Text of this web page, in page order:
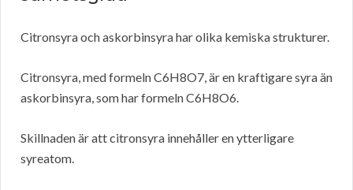
Citronsyra och askorbinsyra har olika kemiska strukturer.
Citronsyra, med formeln C6H8O7, är en kraftigare syra än
askorbinsyra, som har formeln C6H8O6.
Skillnaden är att citronsyra innehåller en ytterligare
syreatom.